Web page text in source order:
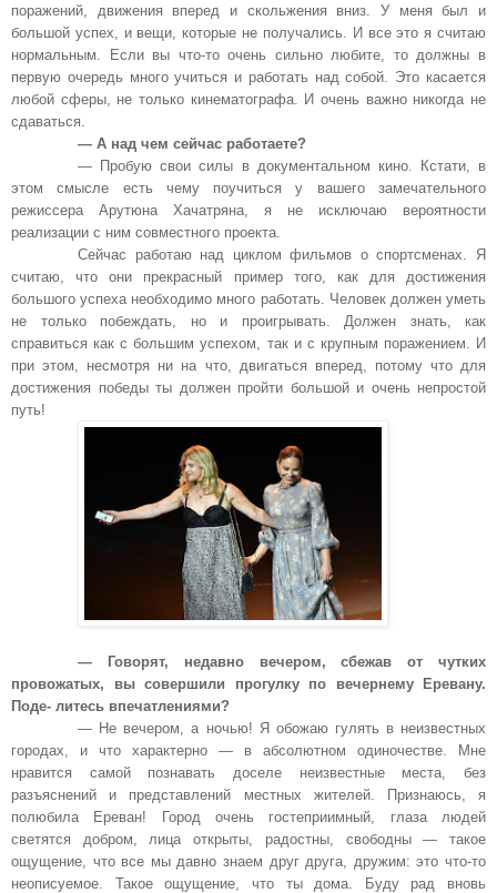
поражений, движения вперед и скольжения вниз. У меня был и
большой успех, и вещи, которые не получались. И все это я считаю
нормальным. Если вы что-то очень сильно любите, то должны в
первую очередь много учиться и работать над собой. Это касается
любой сферы, не только кинематографа. И очень важно никогда не
сдаваться.
— А над чем сейчас работаете?
— Пробую свои силы в документальном кино. Кстати, в
этом смысле есть чему поучиться у вашего замечательного
режиссера Арутюна Хачатряна, я не исключаю вероятности
реализации с ним совместного проекта.
Сейчас работаю над циклом фильмов о спортсменах. Я
считаю, что они прекрасный пример того, как для достижения
большого успеха необходимо много работать. Человек должен уметь
не только побеждать, но и проигрывать. Должен знать, как
справиться как с большим успехом, так и с крупным поражением. И
при этом, несмотря ни на что, двигаться вперед, потому что для
достижения победы ты должен пройти большой и очень непростой
путь!
— Говорят, недавно вечером, сбежав от чутких
провожатых, вы совершили прогулку по вечернему Еревану.
Поде- литесь впечатлениями?
— Не вечером, а ночью! Я обожаю гулять в неизвестных
городах, и что характерно — в абсолютном одиночестве. Мне
нравится самой познавать доселе неизвестные места, без
разъяснений и представлений местных жителей. Признаюсь, я
полюбила Ереван! Город очень гостеприимный, глаза людей
светятся добром, лица открыты, радостны, свободны — такое
ощущение, что все мы давно знаем друг друга, дружим: это что-то
неописуемое. Такое ощущение, что ты дома. Буду рад вновь